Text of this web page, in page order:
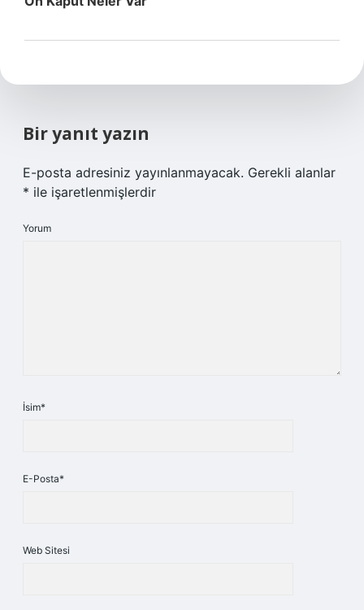
Bir yanıt yazın
E-posta adresiniz yayınlanmayacak. Gerekli alanlar
* ile işaretlenmişlerdir
Yorum
İsim*
E-Posta*
Web Sitesi